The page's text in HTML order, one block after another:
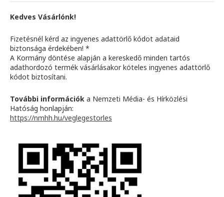
Kedves Vásárlónk!
Fizetésnél kérd az ingyenes adattörlő kódot adataid
biztonsága érdekében! *
A Kormány döntése alapján a kereskedő minden tartós
adathordozó termék vásárlásakor köteles ingyenes adattörlő
kódot biztosítani.
További információk a Nemzeti Média- és Hírközlési
Hatóság honlapján:
https://nmhh.hu/veglegestorles